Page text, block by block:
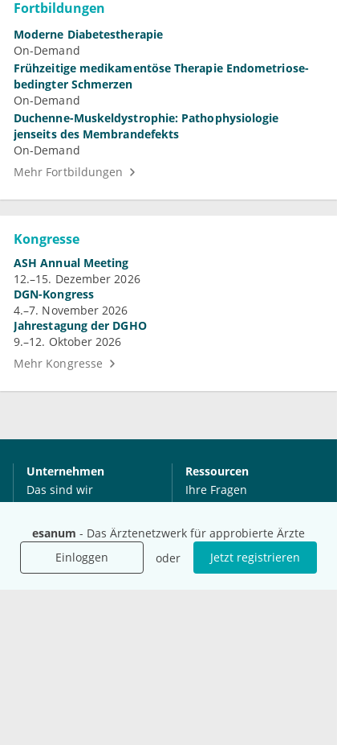
esanum - Das Ärztenetzwerk für approbierte Ärzte
Einloggen
oder Jetzt registrieren
Fortbildungen
Moderne Diabetestherapie
On-Demand
Frühzeitige medikamentöse Therapie Endometriose-
bedingter Schmerzen
On-Demand
Duchenne-Muskeldystrophie: Pathophysiologie
jenseits des Membrandefekts
On-Demand
Mehr Fortbildungen
Kongresse
ASH Annual Meeting
12.–15. Dezember 2026
DGN-Kongress
4.–7. November 2026
Jahrestagung der DGHO
9.–12. Oktober 2026
Mehr Kongresse
Unternehmen
Das sind wir
Für Agenturen
Mediadaten
Presse
Ressourcen
Ihre Fragen